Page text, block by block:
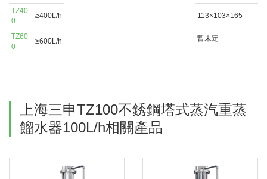
TZ40
0
≥400L/h 113×103×165
TZ60
0
≥600L/h 暫未定
上海三申TZ100不銹鋼塔式蒸汽重蒸
餾水器100L/h相關產品